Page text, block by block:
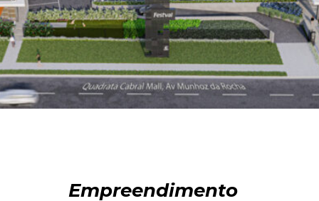
Empreendimento